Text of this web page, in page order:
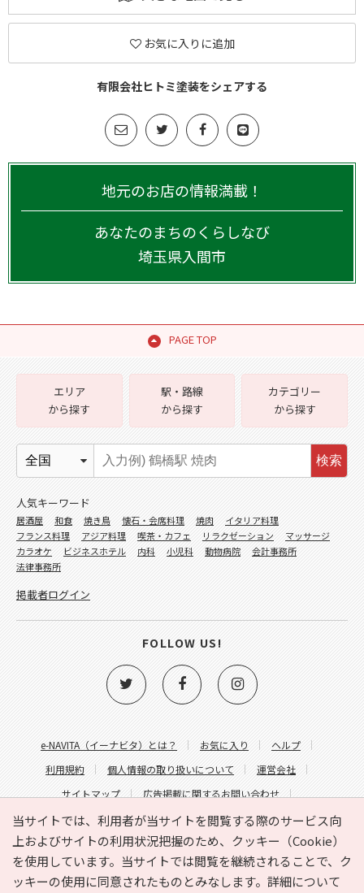
お気に入りに追加
有限会社ヒトミ塗装をシェアする
地元のお店の情報満載！
あなたのまちのくらしなび
埼玉県入間市
PAGE TOP
当サイトでは、利用者が当サイトを閲覧する際のサービス向
上およびサイトの利用状況把握のため、クッキー（Cookie）
を使用しています。当サイトでは閲覧を継続されることで、ク
ッキーの使用に同意されたものとみなします。詳細について
e-NAVITA（イーナビタ）とは？ お気に入り
ヘルプ
利用規約
個人情報の取り扱いについて
運営会社
サイトマップ
広告掲載に関するお問い合わせ
サイトの内容に関するお問い合わせ
エリア
から探す
駅・路線
から探す
カテゴリー
から探す
検索
人気キーワード
居酒屋 和食 焼き鳥 懐石・会席料理 焼肉
イタリア料理
フランス料理
アジア料理 喫茶・カフェ リラクゼーション
マッサージ
カラオケ
ビジネスホテル 内科 小児科 動物病院
会計事務所
法律事務所
掲載者ログイン
FOLLOW US!